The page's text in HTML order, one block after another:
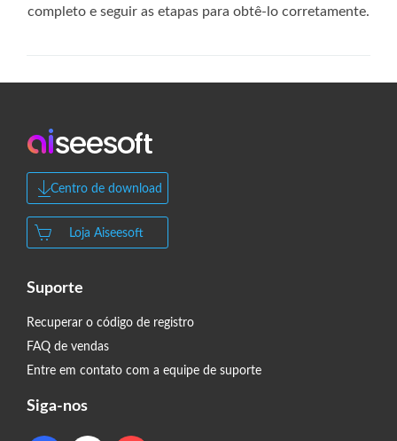
completo e seguir as etapas para obtê-lo corretamente.
Centro de download
Loja Aiseesoft
Suporte
Recuperar o código de registro
FAQ de vendas
Entre em contato com a equipe de suporte
Siga-nos